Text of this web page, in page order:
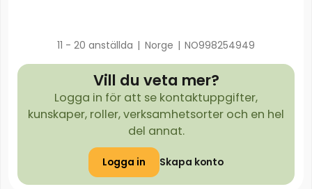
11 - 20 anställda | Norge | NO998254949
Vill du veta mer?
Logga in för att se kontaktuppgifter,
kunskaper, roller, verksamhetsorter och en hel
del annat.
Logga in Skapa konto